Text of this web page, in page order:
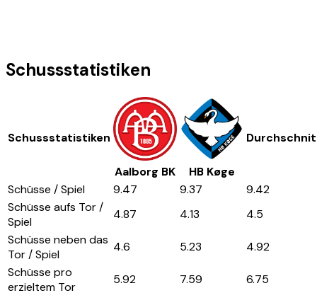
Schussstatistiken
Schussstatistiken
Aalborg BK HB Køge
Schüsse / Spiel 9.47 9.37
9.42
Schüsse aufs Tor /
Spiel
4.87 4.13
4.5
Schüsse neben das
Tor / Spiel
4.6 5.23
4.92
Schüsse pro
erzieltem Tor
5.92 7.59
6.75